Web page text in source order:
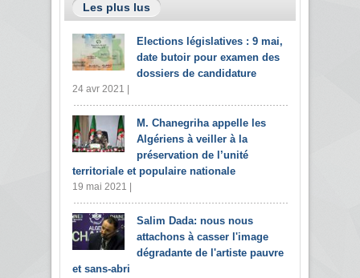
Les plus lus
Elections législatives : 9 mai,
date butoir pour examen des
dossiers de candidature
24 avr 2021 |
M. Chanegriha appelle les
Algériens à veiller à la
préservation de l’unité
territoriale et populaire nationale
19 mai 2021 |
Salim Dada: nous nous
attachons à casser l'image
dégradante de l'artiste pauvre
et sans-abri